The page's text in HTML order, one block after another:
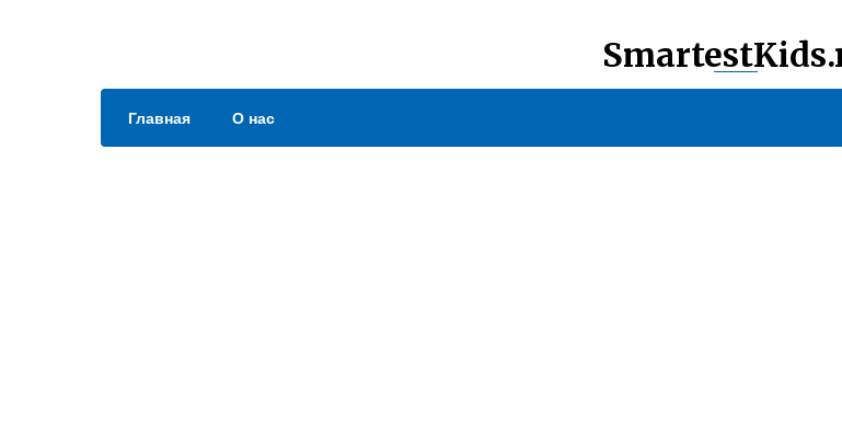
Главная О нас